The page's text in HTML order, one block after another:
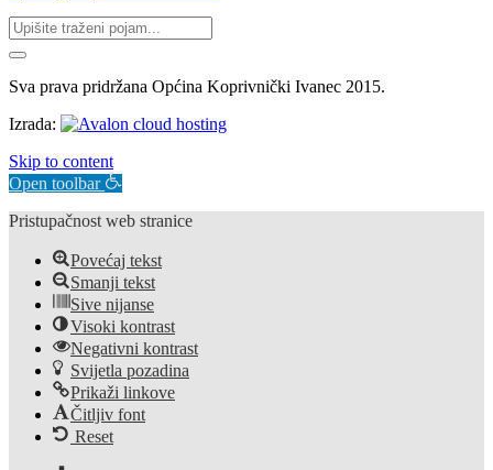
Sva prava pridržana Općina Koprivnički Ivanec 2015.
Izrada:
Skip to content
Open toolbar
Pristupačnost web stranice
Povećaj tekst
Smanji tekst
Sive nijanse
Visoki kontrast
Negativni kontrast
Svijetla pozadina
Prikaži linkove
Čitljiv font
Reset